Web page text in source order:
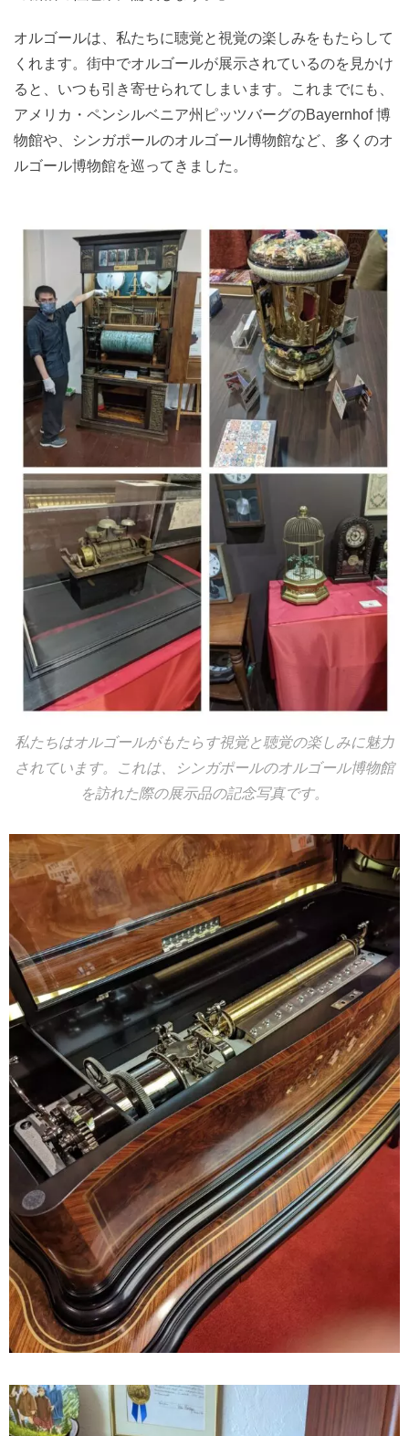
私たちはオルゴールがもたらす視覚と聴覚の楽しみに魅力
されています。これは、シンガポールのオルゴール博物館
を訪れた際の展示品の記念写真です。
オルゴールは、私たちに聴覚と視覚の楽しみをもたらして
くれます。街中でオルゴールが展示されているのを見かけ
ると、いつも引き寄せられてしまいます。これまでにも、
アメリカ・ペンシルベニア州ピッツバーグのBayernhof 博
物館や、シンガポールのオルゴール博物館など、多くのオ
ルゴール博物館を巡ってきました。